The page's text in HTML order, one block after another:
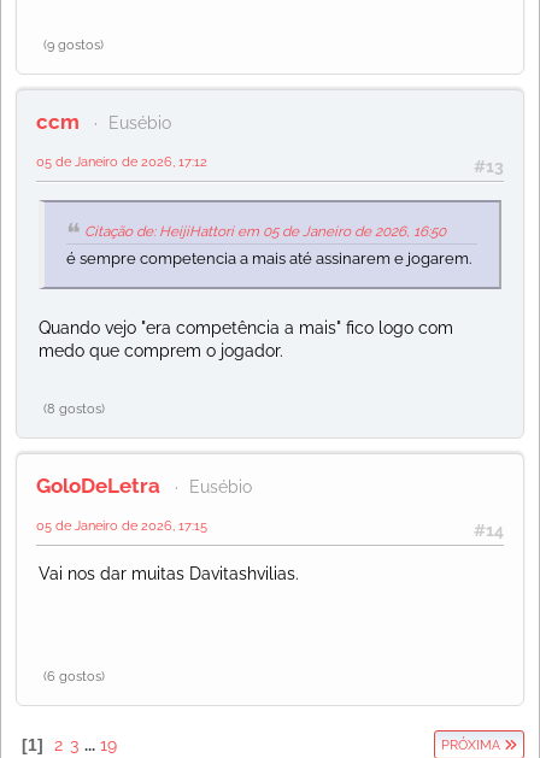
(9 gostos)
ccm Eusébio
#13
05 de Janeiro de 2026, 17:12
Citação de: HeijiHattori em 05 de Janeiro de 2026, 16:50
é sempre competencia a mais até assinarem e jogarem.
Quando vejo "era competência a mais" fico logo com
medo que comprem o jogador.
(8 gostos)
GoloDeLetra Eusébio
#14
05 de Janeiro de 2026, 17:15
Vai nos dar muitas Davitashvilias.
(6 gostos)
1 2 3 ... 19 PRÓXIMA